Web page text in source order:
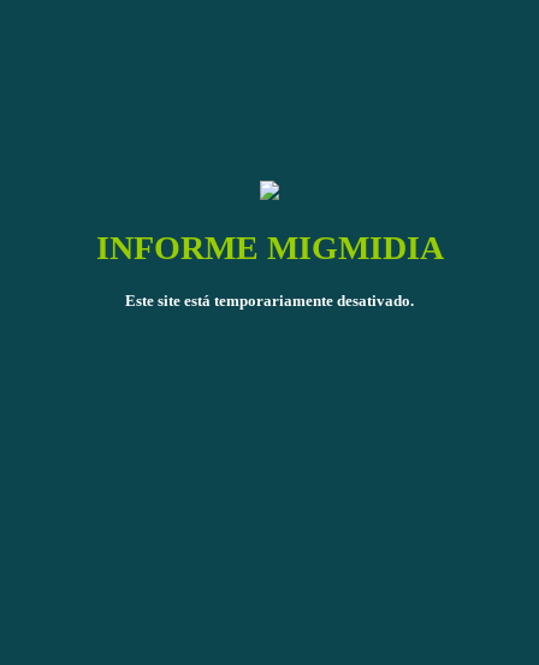
INFORME MIGMIDIA
Este site está temporariamente desativado.